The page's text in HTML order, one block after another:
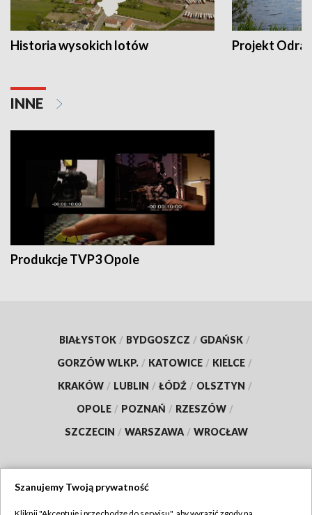
Historia wysokich lotów Projekt Odra
INNE
Produkcje TVP3 Opole
BIAŁYSTOK / BYDGOSZCZ / GDAŃSK /
GORZÓW WLKP. / KATOWICE / KIELCE /
KRAKÓW / LUBLIN / ŁÓDŹ / OLSZTYN /
OPOLE / POZNAŃ / RZESZÓW /
SZCZECIN / WARSZAWA / WROCŁAW
Szanujemy Twoją prywatność